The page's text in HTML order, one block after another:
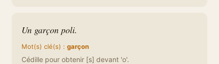
Un garçon poli.
Mot(s) clé(s) : garçon
Cédille pour obtenir [s] devant 'o'.